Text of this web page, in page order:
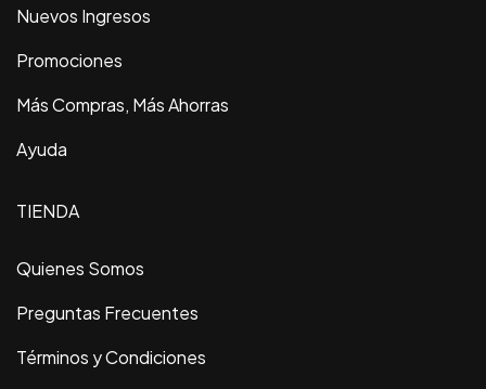
Nuevos Ingresos
Promociones
Más Compras, Más Ahorras
Ayuda
TIENDA
Quienes Somos
Preguntas Frecuentes
Términos y Condiciones